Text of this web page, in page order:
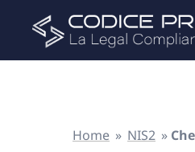
Home » NIS2 »